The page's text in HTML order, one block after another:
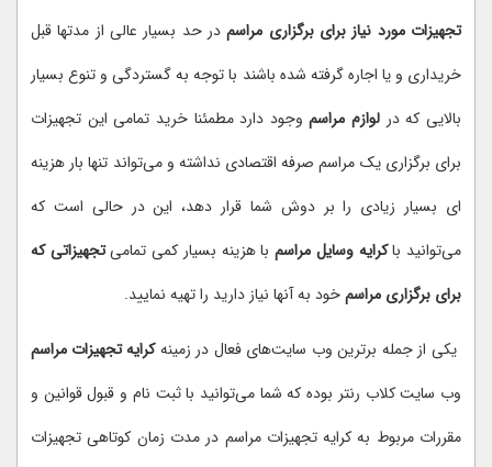
تجهیزات مورد نیاز برای برگزاری مراسمدر حد بسیار عالی از مدتها قبل
خریداری و یا اجاره گرفته شده باشند با توجه به گستردگی و تنوع بسیار
بالایی که در لوازم مراسموجود دارد مطمئنا خرید تمامی این تجهیزات
برای برگزاری یک مراسم صرفه اقتصادی نداشته و می‌تواند تنها بار هزینه
ای بسیار زیادی را بر دوش شما قرار دهد، این در حالی است که
می‌توانید باکرایه وسایل مراسمبا هزینه بسیار کمی تمامیتجهیزاتی که
برای برگزاری مراسمخود به آنها نیاز دارید را تهیه نمایید.
یکی از جمله برترین وب سایت‌های فعال در زمینهکرایه تجهیزات مراسم
وب سایت کلاب رنتر بوده که شما می‌توانید با ثبت نام و قبول قوانین و
مقررات مربوط به کرایه تجهیزات مراسم در مدت زمان کوتاهی تجهیزات